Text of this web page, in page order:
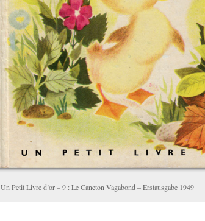
Un Petit Livre d’or – 9 : Le Caneton Vagabond – Erstausgabe 1949